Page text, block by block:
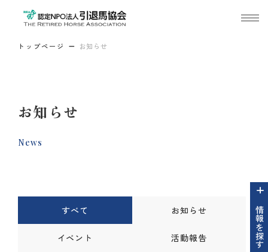
トップページ お知らせ
お知らせ
News
情報を探す
すべて お知らせ
イベント 活動報告